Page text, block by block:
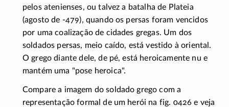
pelos atenienses, ou talvez a batalha de Plateia
(agosto de -479), quando os persas foram vencidos
por uma coalização de cidades gregas. Um dos
soldados persas, meio caído, está vestido à oriental.
O grego diante dele, de pé, está heroicamente nu e
mantém uma "pose heroica".
Compare a imagem do soldado grego com a
representação formal de um herói na fig. 0426 e veja